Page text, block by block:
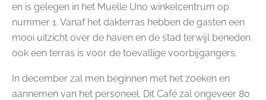
en is gelegen in het Muelle Uno winkelcentrum op
nummer 1. Vanaf het dakterras hebben de gasten een
mooi uitzicht over de haven en de stad terwijl beneden
ook een terras is voor de toevallige voorbijgangers.
In december zal men beginnen met het zoeken en
aannemen van het personeel. Dit Café zal ongeveer 80